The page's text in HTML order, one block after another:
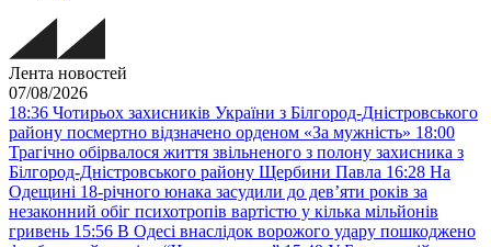
Лента новостей
07/08/2026
18:36 Чотирьох захисників України з Білгород-Дністровського
району посмертно відзначено орденом «За мужність» 18:00
Трагічно обірвалося життя звільненого з полону захисника з
Білгород-Дністровського району Щербини Павла 16:28 На
Одещині 18-річного юнака засудили до дев’яти років за
незаконний обіг психотропів вартістю у кілька мільйонів
гривень 15:56 В Одесі внаслідок ворожого удару пошкоджено